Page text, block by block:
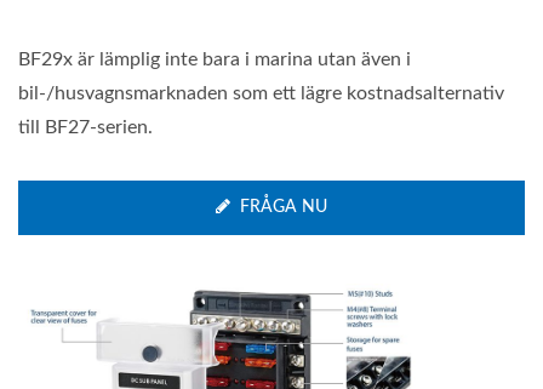
BF29x är lämplig inte bara i marina utan även i
bil-/husvagnsmarknaden som ett lägre kostnadsalternativ
till BF27-serien.
FRÅGA NU